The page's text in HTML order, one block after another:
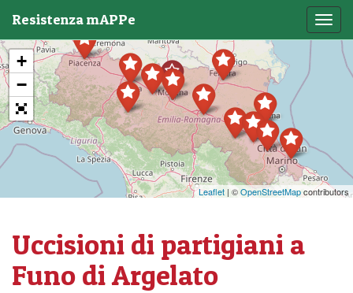
Resistenza mAPPe
+
−
Leaflet | ©OpenStreetMapcontributors
Uccisioni di partigiani a
Funo di Argelato